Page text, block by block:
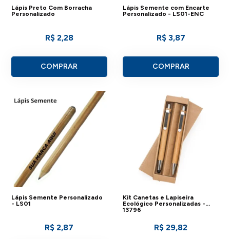
Lápis Preto Com Borracha
Personalizado
R$ 2,28
COMPRAR
Lápis Semente com Encarte
Personalizado - LS01-ENC
R$ 3,87
COMPRAR
Lápis Semente Personalizado
- LS01
R$ 2,87
Kit Canetas e Lapiseira
Ecológico Personalizadas -
13796
R$ 29,82